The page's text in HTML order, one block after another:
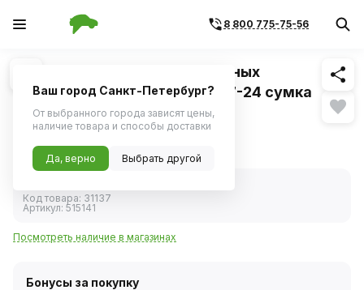
8 800 775-75-56
1/1 Похожие
Набор ключей комбинированных
трещоточных 14 предметов 7-24 сумка
(ДелоТехники)
Код товара: 31137
Артикул: 515141
Посмотреть наличие в магазинах
Бонусы за покупку
Ваш город Санкт-Петербург?
От выбранного города зависят цены,
наличие товара и способы доставки
Да, верно Выбрать другой